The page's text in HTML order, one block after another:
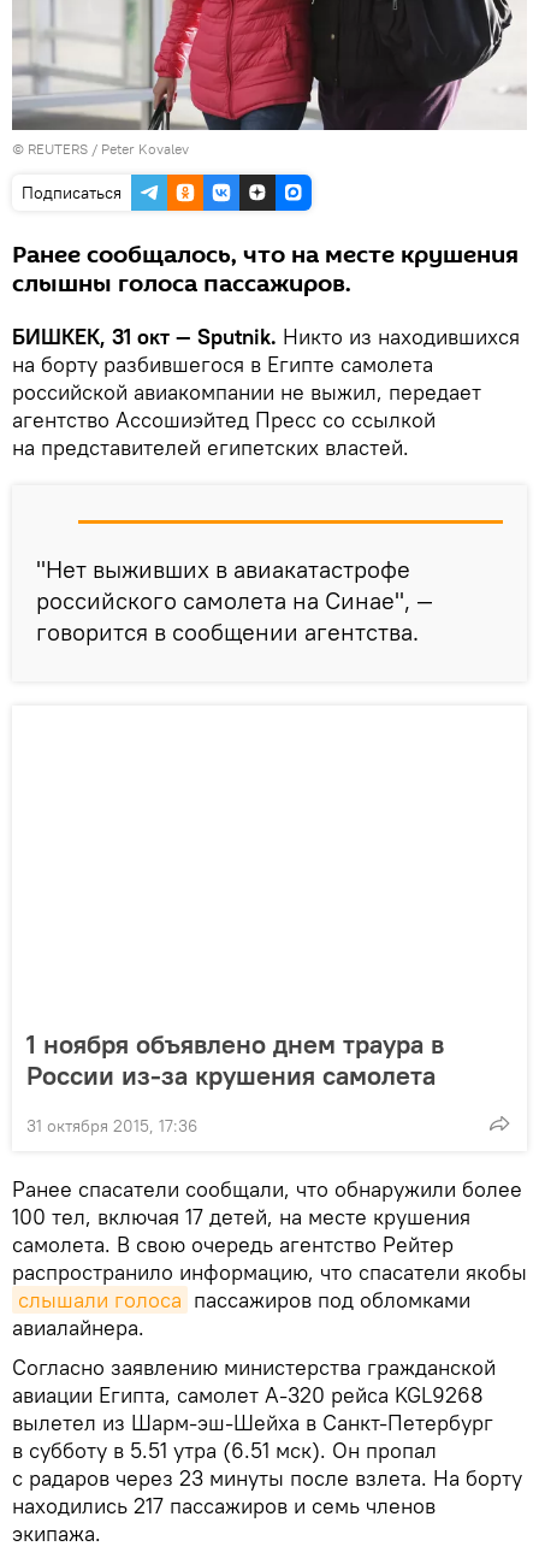
© REUTERS / Peter Kovalev
Подписаться
Ранее сообщалось, что на месте крушения
слышны голоса пассажиров.
БИШКЕК, 31 окт — Sputnik. Никто из находившихся
на борту разбившегося в Египте самолета
российской авиакомпании не выжил, передает
агентство Ассошиэйтед Пресс со ссылкой
на представителей египетских властей.
"Нет выживших в авиакатастрофе
российского самолета на Синае", —
говорится в сообщении агентства.
1 ноября объявлено днем траура в
России из-за крушения самолета
31 октября 2015, 17:36
Ранее спасатели сообщали, что обнаружили более
100 тел, включая 17 детей, на месте крушения
самолета. В свою очередь агентство Рейтер
распространило информацию, что спасатели якобы
слышали голоса пассажиров под обломками
авиалайнера.
Согласно заявлению министерства гражданской
авиации Египта, самолет А-320 рейса KGL9268
вылетел из Шарм-эш-Шейха в Санкт-Петербург
в субботу в 5.51 утра (6.51 мск). Он пропал
с радаров через 23 минуты после взлета. На борту
находились 217 пассажиров и семь членов
экипажа.